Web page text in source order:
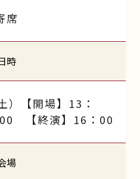
席
時
）【開場】13：
【終演】16：00
場